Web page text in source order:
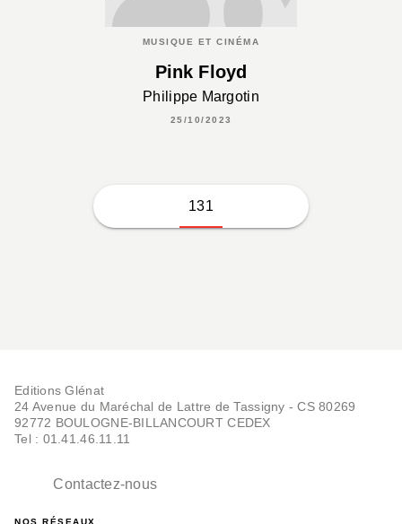
MUSIQUE ET CINÉMA
Pink Floyd
Philippe Margotin
25/10/2023
131
Editions Glénat
24 Avenue du Maréchal de Lattre de Tassigny - CS 80269
92772 BOULOGNE-BILLANCOURT CEDEX
Tel : 01.41.46.11.11
Contactez-nous
NOS RÉSEAUX